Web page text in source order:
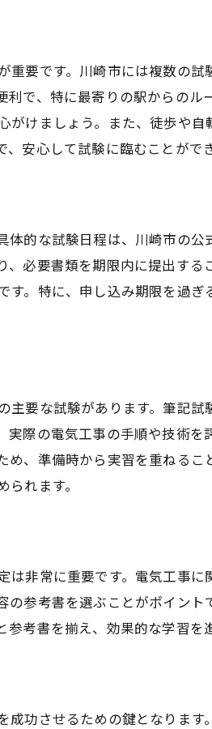
ト
川崎区で電気工事士試験に合
と
リスト
ク
で確実に合格するための準備
の練習
要です。川崎市には複数の
で、特に最寄りの駅からの
けましょう。また、徒歩や
安心して試験に臨むことがで
的な試験日程は、川崎市の
必要書類を期限内に提出す
。特に、申し込み期限を過
要な試験があります。筆記
際の電気工事の手順や技術
、準備時から実習を重ねる
れます。
非常に重要です。電気工事
参考書を選ぶことがポイン
考書を揃え、効果的な学習を
功させるための鍵となりま